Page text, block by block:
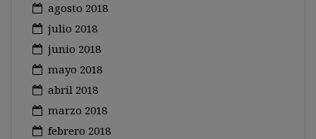
agosto 2018
julio 2018
junio 2018
mayo 2018
abril 2018
marzo 2018
febrero 2018